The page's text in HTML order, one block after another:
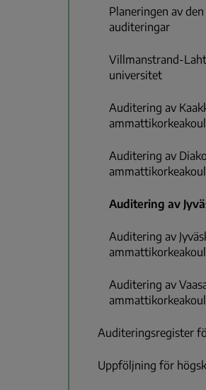
Planeringen av
auditeringar
Villmanstrand-
universitet
Auditering av
Auditering av
Auditering av
Auditering av
Auditering av
Auditeringsregister
Uppföljning för